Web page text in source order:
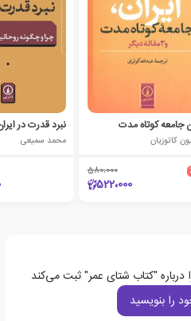
جامعه کوتاه مدت
کاتوزیان
580،000
522،000
نبرد قدرت در
محمد سمیعی
درباره "کتاب شتای عمر" ثبت می‌کند
را بنویسید